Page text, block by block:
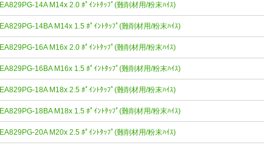
EA829PG-14A M14x 2.0 ﾎﾟｲﾝﾄﾀｯﾌﾟ(難削材用/粉末ﾊｲｽ)
EA829PG-14BA M14x 1.5 ﾎﾟｲﾝﾄﾀｯﾌﾟ(難削材用/粉末ﾊｲｽ)
EA829PG-16A M16x 2.0 ﾎﾟｲﾝﾄﾀｯﾌﾟ(難削材用/粉末ﾊｲｽ)
EA829PG-16BA M16x 1.5 ﾎﾟｲﾝﾄﾀｯﾌﾟ(難削材用/粉末ﾊｲｽ)
EA829PG-18A M18x 2.5 ﾎﾟｲﾝﾄﾀｯﾌﾟ(難削材用/粉末ﾊｲｽ)
EA829PG-18BA M18x 1.5 ﾎﾟｲﾝﾄﾀｯﾌﾟ(難削材用/粉末ﾊｲｽ)
EA829PG-20A M20x 2.5 ﾎﾟｲﾝﾄﾀｯﾌﾟ(難削材用/粉末ﾊｲｽ)